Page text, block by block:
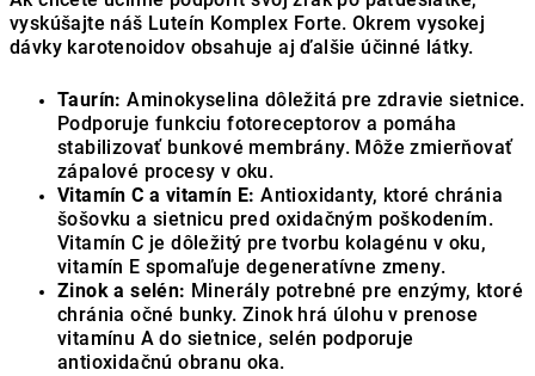
vyskúšajte náš Luteín Komplex Forte. Okrem vysokej
dávky karotenoidov obsahuje aj ďalšie účinné látky.
Taurín: Aminokyselina dôležitá pre zdravie sietnice.
Podporuje funkciu fotoreceptorov a pomáha
stabilizovať bunkové membrány. Môže zmierňovať
zápalové procesy v oku.
Vitamín C a vitamín E: Antioxidanty, ktoré chránia
šošovku a sietnicu pred oxidačným poškodením.
Vitamín C je dôležitý pre tvorbu kolagénu v oku,
vitamín E spomaľuje degeneratívne zmeny.
Zinok a selén: Minerály potrebné pre enzýmy, ktoré
chránia očné bunky. Zinok hrá úlohu v prenose
vitamínu A do sietnice, selén podporuje
antioxidačnú obranu oka.